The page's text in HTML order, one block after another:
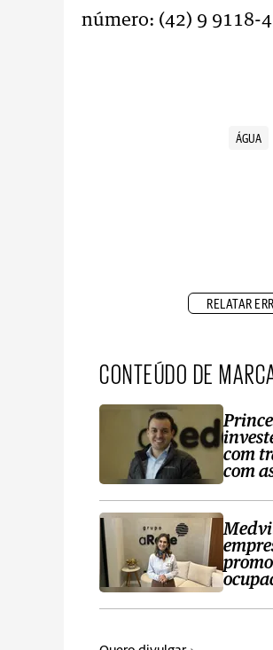
número: (42) 9 9118-
ÁGUA
RELATAR
CONTEÚDO DE
com
com